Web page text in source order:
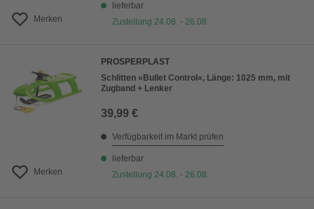
Merken
lieferbar
Zustellung 24.08. - 26.08.
Merken
PROSPERPLAST
Schlitten »Bullet Control«, Länge: 1025 mm, mit
Zugband + Lenker
39,99 €
Verfügbarkeit im Markt prüfen
lieferbar
Zustellung 24.08. - 26.08.